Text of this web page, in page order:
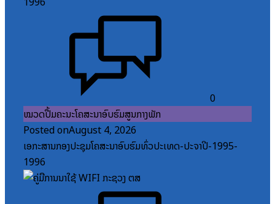
0
ໝວດປື້ມຄະນະໂຄສະນາອົບຮົມສູນກາງພັກ
Posted onAugust 4, 2026
ເອກະສານກອງປະຊຸມໂຄສະນາອົບຮົມທົ່ວປະເທດ-ປະຈໍາປີ-1995-
1996